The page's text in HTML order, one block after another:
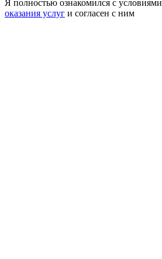
Я полностью ознакомился с условиями
оказания услуг и согласен с ним